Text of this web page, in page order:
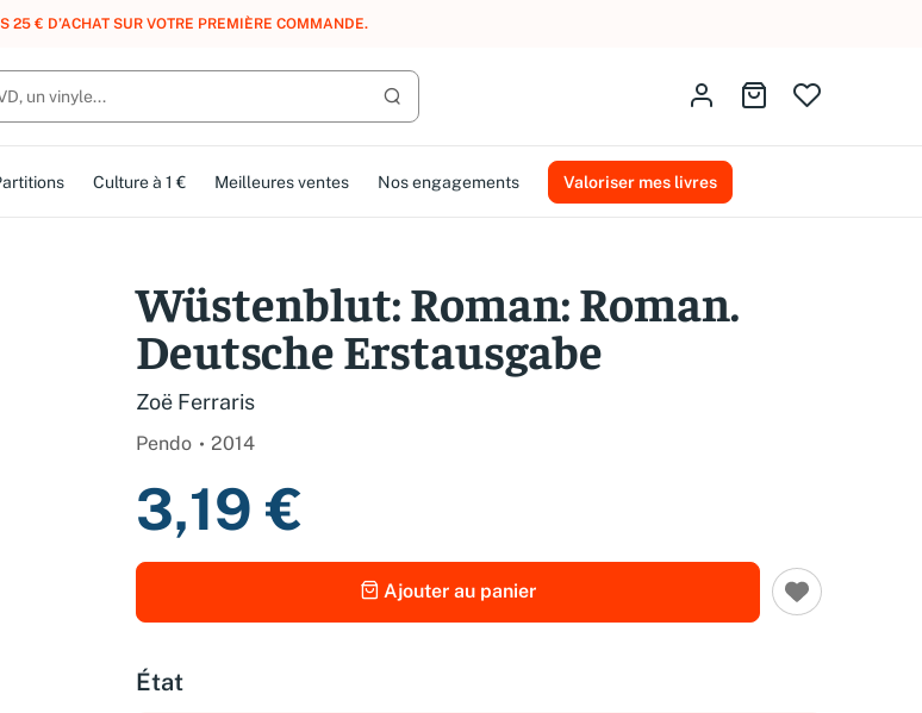
:REJOIGNEZ GRATUITEMENT LE CLUB AMMAREAL.
Lancer la recherche
Identifiez-vousAller au panier
Culture à 1 € Meilleures ventes Nos engagements Valoriser mes livres
Wüstenblut: Roman: Roman.
Deutsche Erstausgabe
Zoë Ferraris
Pendo 2014
3,19 €
Ajouter au panier
État